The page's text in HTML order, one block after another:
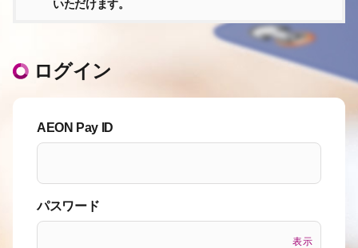
いただけます。
ログイン
AEON Pay ID
パスワード
表示